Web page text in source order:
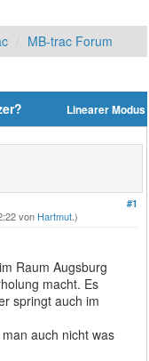
MB-trac Forum
Linearer Modus
#1
von Hartmut.)
Raum Augsburg
macht. Es
springt auch im
auch nicht was